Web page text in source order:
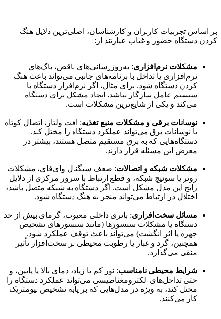
بر اساس تجربیات کاربران و کارشناسان، اصلی‌ترین دلایل هنگ
کردن دستگاه حضور و غیاب عبارتند از:
مشکلات نرم‌افزاری: به‌روزرسانی‌های ناقص، باگ‌های
نرم‌افزاری یا تداخل با برنامه‌های جانبی می‌تواند باعث هنگ
کردن دستگاه شود. برای مثال، اگر نرم‌افزار دستگاه با
سیستم عامل سازگار نباشد، ایجاد مشکل برای دستگاه
می‌کند و یکی از شایع‌ترین مشکلات است.
نوسانات برقی و مشکلات منبع تغذیه: افت ولتاژ، اتصال کوتاه
یا نوسانات برق می‌تواند عملکرد دستگاه را مختل کند.
دستگاه‌هایی که به برق مستقیم متصل هستند، بیشتر در
معرض این مسئله قرار دارند.
مشکلات شبکه و اتصالات: ضعف سیگنال وای‌فای، مشکلات
روتر یا سوئیچ شبکه، و قطع ارتباط با سرور مرکزی از دلایل
رایج این مدل مشکل است. اگر دستگاه به شبکه متصل باشد،
اختلال در ارتباط می‌تواند منجر به هنگ دستگاه شود.
مسائل سخت‌افزاری: باتری داخلی معیوب، گرمای بیش از حد
دستگاه یا مشکلات سنسورها (مانند سنسورهای تشخیص
چهره یا اثر انگشت) می‌تواند باعث توقف عملکرد شود.
همچنین، گرد و غبار یا رطوبت محیطی بر سخت‌افزار تأثیر
منفی می‌گذارد.
شرایط محیطی نامناسب: نور کم یا زیاد، دمای بالا یا پایین، و
حتی تداخل‌های الکترومغناطیسی می‌تواند عملکرد دستگاه را
مختل کند، به ویژه در مدل‌هایی که بر پایه تشخیص بیومتریک
کار می‌کنند.